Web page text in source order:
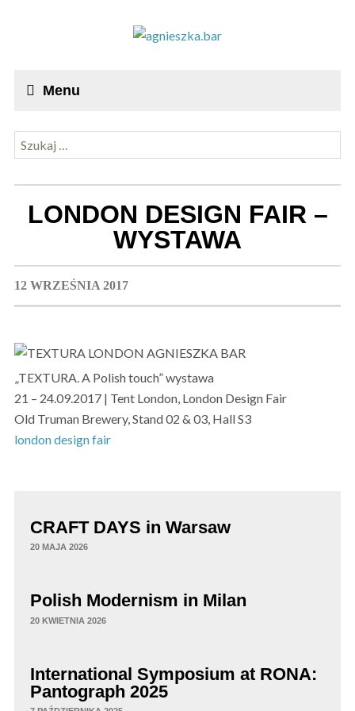
Menu
Szukaj:
LONDON DESIGN FAIR –
WYSTAWA
12 WRZEŚNIA 2017
„TEXTURA. A Polish touch” wystawa
21 – 24.09.2017 | Tent London, London Design Fair
Old Truman Brewery, Stand 02 & 03, Hall S3
london design fair
CRAFT DAYS in Warsaw
20 MAJA 2026
Polish Modernism in Milan
20 KWIETNIA 2026
International Symposium at RONA:
Pantograph 2025